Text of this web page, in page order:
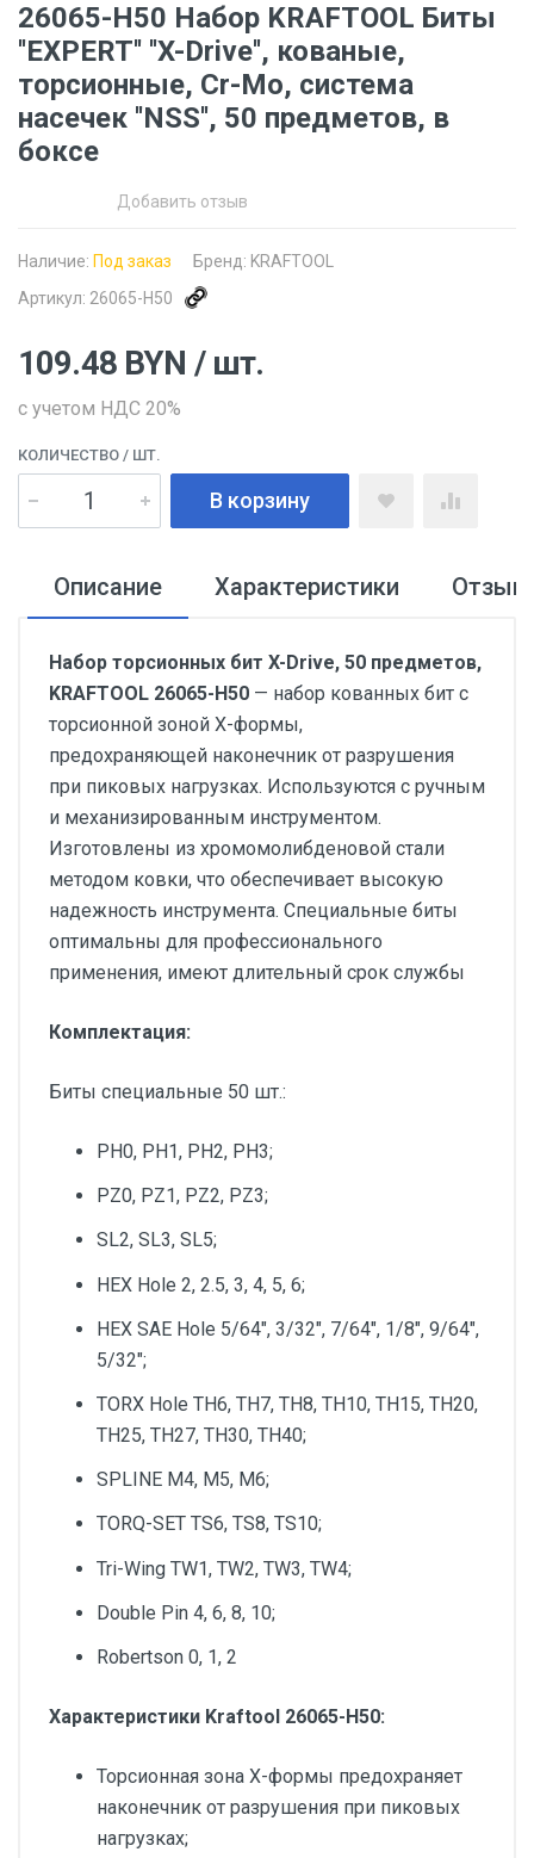
26065-H50 Набор KRAFTOOL Биты
''ЕХPERT'' ''X-Drive'', кованые,
торсионные, Cr-Mo, система
насечек ''NSS'', 50 предметов, в
боксе
Добавить отзыв
Наличие: Под заказ Бренд: KRAFTOOL
Артикул: 26065-H50
109.48 BYN / шт.
с учетом НДС 20%
КОЛИЧЕСТВО / ШТ.
В корзину
Описание Характеристики
Набор торсионных бит X-Drive, 50 предметов,
KRAFTOOL 26065-H50 — набор кованных бит с
торсионной зоной Х-формы,
предохраняющей наконечник от разрушения
при пиковых нагрузках. Используются с ручным
и механизированным инструментом.
Изготовлены из хромомолибденовой стали
методом ковки, что обеспечивает высокую
надежность инструмента. Специальные биты
оптимальны для профессионального
применения, имеют длительный срок службы
Комплектация:
Биты специальные 50 шт.:
PH0, PH1, PH2, PH3;
PZ0, PZ1, PZ2, PZ3;
SL2, SL3, SL5;
HEX Hole 2, 2.5, 3, 4, 5, 6;
HEX SAE Hole 5/64", 3/32", 7/64", 1/8", 9/64",
5/32";
TORX Hole TH6, TH7, TH8, TH10, TH15, TH20,
TH25, TH27, TH30, TH40;
SPLINE M4, M5, M6;
TORQ-SET TS6, TS8, TS10;
Tri-Wing TW1, TW2, TW3, TW4;
Double Pin 4, 6, 8, 10;
Robertson 0, 1, 2
Характеристики Kraftool 26065-H50:
Торсионная зона Х-формы предохраняет
наконечник от разрушения при пиковых
нагрузках;